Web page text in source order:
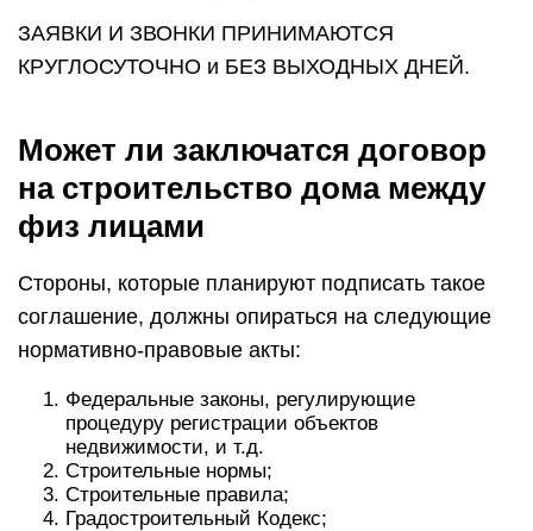
ЗАЯВКИ И ЗВОНКИ ПРИНИМАЮТСЯ
КРУГЛОСУТОЧНО и БЕЗ ВЫХОДНЫХ ДНЕЙ.
Может ли заключатся договор
на строительство дома между
физ лицами
Стороны, которые планируют подписать такое
соглашение, должны опираться на следующие
нормативно-правовые акты:
Федеральные законы, регулирующие
процедуру регистрации объектов
недвижимости, и т.д.
Строительные нормы;
Строительные правила;
Градостроительный Кодекс;